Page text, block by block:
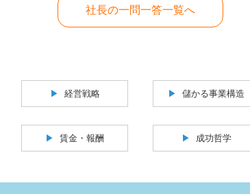
社長の一問一答一覧へ
経営戦略 儲かる事業構造
賃金・報酬 成功哲学